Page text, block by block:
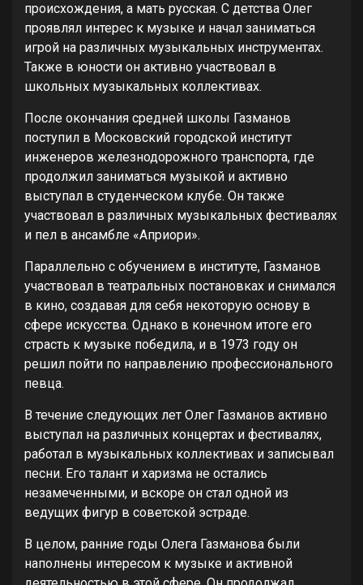
происхождения, а мать русская. С детства Олег
проявлял интерес к музыке и начал заниматься
игрой на различных музыкальных инструментах.
Также в юности он активно участвовал в
школьных музыкальных коллективах.
После окончания средней школы Газманов
поступил в Московский городской институт
инженеров железнодорожного транспорта, где
продолжил заниматься музыкой и активно
выступал в студенческом клубе. Он также
участвовал в различных музыкальных фестивалях
и пел в ансамбле «Априори».
Параллельно с обучением в институте, Газманов
участвовал в театральных постановках и снимался
в кино, создавая для себя некоторую основу в
сфере искусства. Однако в конечном итоге его
страсть к музыке победила, и в 1973 году он
решил пойти по направлению профессионального
певца.
В течение следующих лет Олег Газманов активно
выступал на различных концертах и фестивалях,
работал в музыкальных коллективах и записывал
песни. Его талант и харизма не остались
незамеченными, и вскоре он стал одной из
ведущих фигур в советской эстраде.
В целом, ранние годы Олега Газманова были
наполнены интересом к музыке и активной